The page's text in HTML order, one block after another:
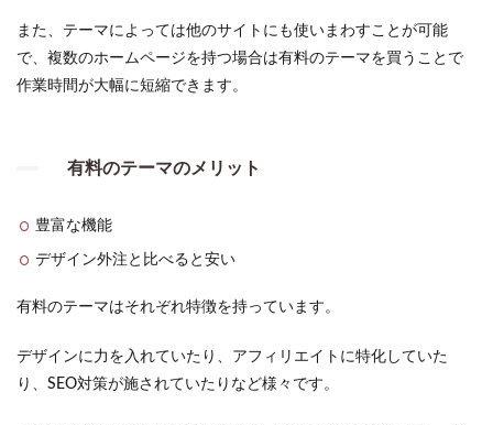
また、テーマによっては他のサイトにも使いまわすことが可能
で、複数のホームページを持つ場合は有料のテーマを買うことで
作業時間が大幅に短縮できます。
有料のテーマのメリット
豊富な機能
デザイン外注と比べると安い
有料のテーマはそれぞれ特徴を持っています。
デザインに力を入れていたり、アフィリエイトに特化していた
り、SEO対策が施されていたりなど様々です。